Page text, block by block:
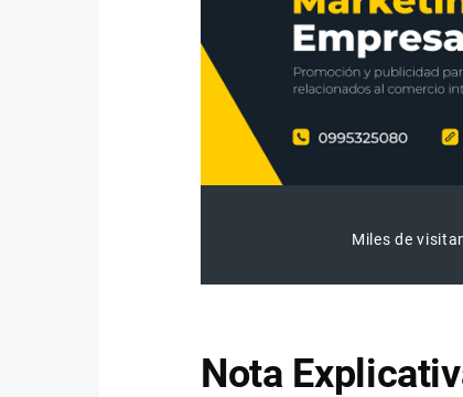
Miles de
Nota